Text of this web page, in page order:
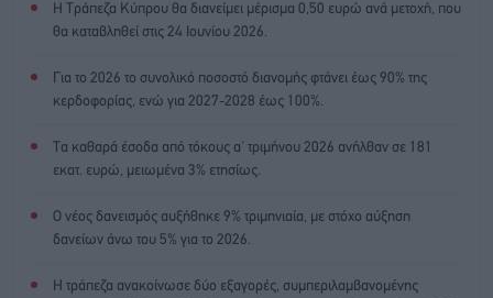
Η Τράπεζα Κύπρου θα διανείμει μέρισμα 0,50 ευρώ ανά μετοχή, που
θα καταβληθεί στις 24 Ιουνίου 2026.
Για το 2026 το συνολικό ποσοστό διανομής φτάνει έως 90% της
κερδοφορίας, ενώ για 2027-2028 έως 100%.
Τα καθαρά έσοδα από τόκους α' τριμήνου 2026 ανήλθαν σε 181
εκατ. ευρώ, μειωμένα 3% ετησίως.
Ο νέος δανεισμός αυξήθηκε 9% τριμηνιαία, με στόχο αύξηση
δανείων άνω του 5% για το 2026.
Η τράπεζα ανακοίνωσε δύο εξαγορές, συμπεριλαμβανομένης